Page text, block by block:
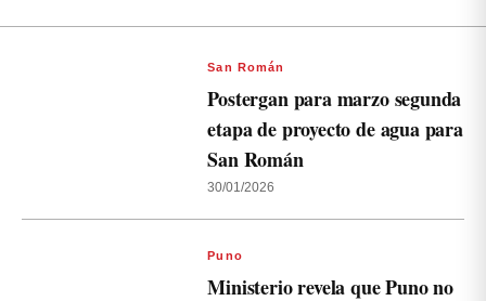
San Román
Postergan para marzo segunda
etapa de proyecto de agua para
San Román
30/01/2026
Puno
Ministerio revela que Puno no